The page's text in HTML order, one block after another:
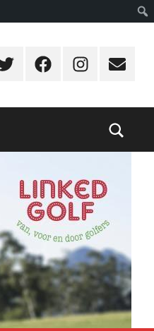
FacebookInstagram
E-